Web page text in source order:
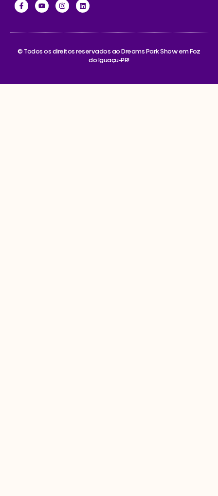
© Todos os direitos reservados ao Dreams Park Show em Foz
do Iguaçu-PR!